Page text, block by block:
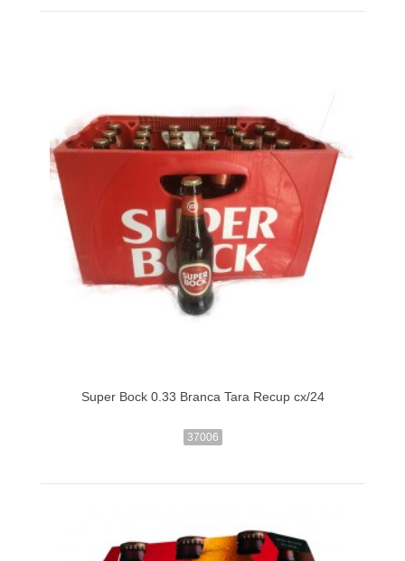
Super Bock 0.33 Branca Tara Recup cx/24
37006